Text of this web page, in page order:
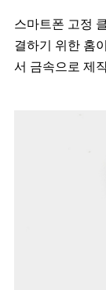
스마트폰 고정
결하기 위한 홈
서 금속으로 제